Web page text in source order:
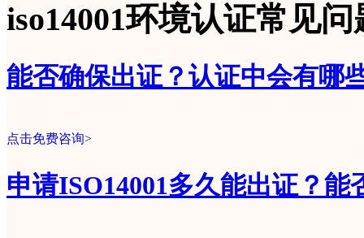
iso14001环境认证常见
能否确保出证？认证中会有哪
点击免费咨询>
申请ISO14001多久能出证？能